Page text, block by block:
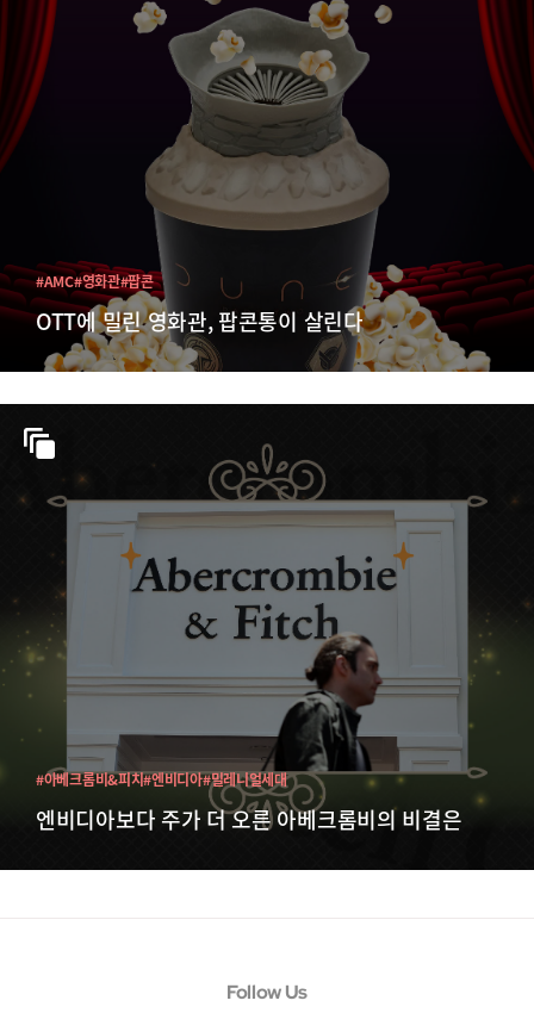
OTT에 밀린 영화관, 팝콘통이 살린다
#AMC#영화관#팝콘
엔비디아보다 주가 더 오른 아베크롬비의 비결은
#아베크롬비&피치#엔비디아#밀레니얼세대
Follow Us